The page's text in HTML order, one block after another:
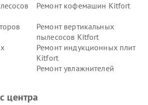
Ремонт кофемашин Kitfort
Ремонт вертикальных
пылесосов Kitfort
Ремонт индукционных плит
Kitfort
Ремонт увлажнителей
Kitfort
центра